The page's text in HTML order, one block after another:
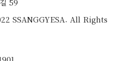
59
SSANGGYESA. All Rights